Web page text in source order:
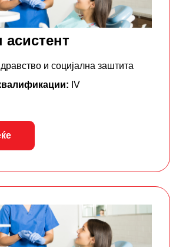
асистент
и социјална заштита
IV